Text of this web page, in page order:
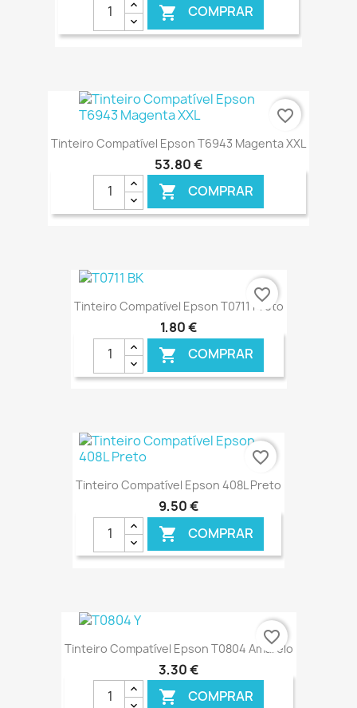
 COMPRAR
€ ONLINE
Tinteiro Compatível Epson T6943 Magenta XXL
53,80 €
 COMPRAR
favorite_border
Tinteiro Compatível Epson T0711 Preto
1,80 €
 COMPRAR
€ ONLINE
favorite_border
Tinteiro Compatível Epson 408L Preto
9,50 €
 COMPRAR
favorite_border
Tinteiro Compatível Epson T0804 Amarelo
3,30 €
 COMPRAR
favorite_border